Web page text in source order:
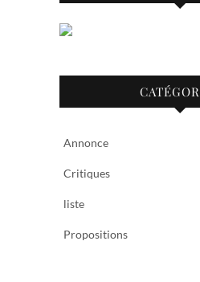
Annonce
Critiques
liste
Propositions